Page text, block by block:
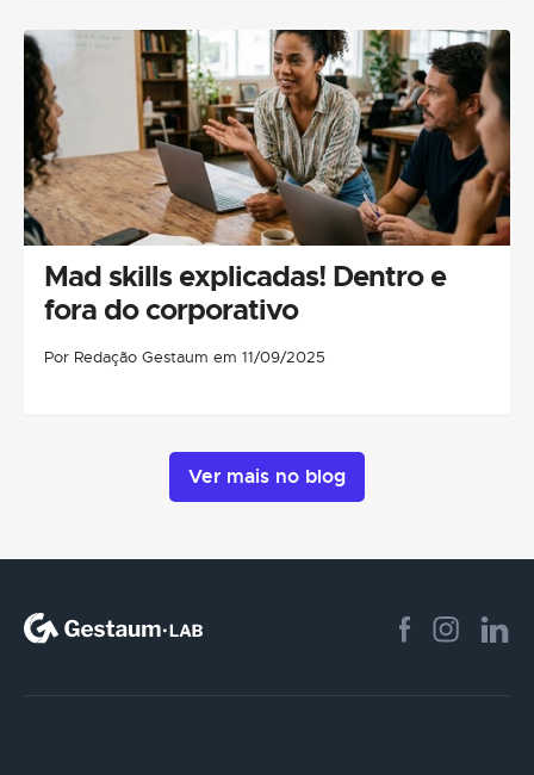
Mad skills explicadas! Dentro e
fora do corporativo
Por Redação Gestaum em 11/09/2025
Ver mais no blog